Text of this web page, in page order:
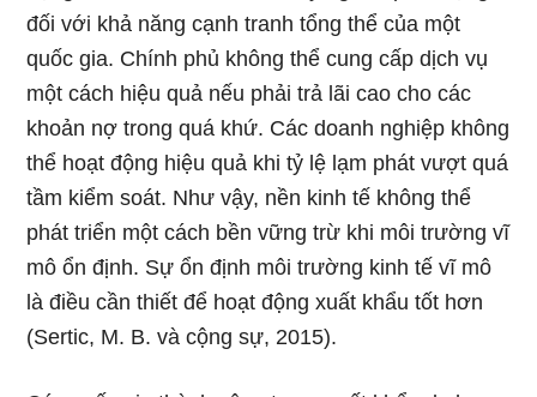
đối với khả năng cạnh tranh tổng thể của một
quốc gia. Chính phủ không thể cung cấp dịch vụ
một cách hiệu quả nếu phải trả lãi cao cho các
khoản nợ trong quá khứ. Các doanh nghiệp không
thể hoạt động hiệu quả khi tỷ lệ lạm phát vượt quá
tầm kiểm soát. Như vậy, nền kinh tế không thể
phát triển một cách bền vững trừ khi môi trường vĩ
mô ổn định. Sự ổn định môi trường kinh tế vĩ mô
là điều cần thiết để hoạt động xuất khẩu tốt hơn
(Sertic, M. B. và cộng sự, 2015).